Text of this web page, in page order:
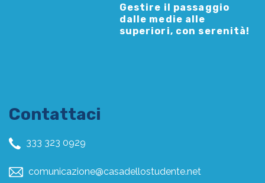
Gestire il passaggio
dalle medie alle
superiori, con serenità!
Contattaci
333 323 0929
comunicazione@casadellostudente.net